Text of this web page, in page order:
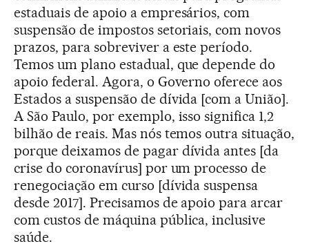
estaduais de apoio a empresários, com
suspensão de impostos setoriais, com novos
prazos, para sobreviver a este período.
Temos um plano estadual, que depende do
apoio federal. Agora, o Governo oferece aos
Estados a suspensão de dívida [com a União].
A São Paulo, por exemplo, isso significa 1,2
bilhão de reais. Mas nós temos outra situação,
porque deixamos de pagar dívida antes [da
crise do coronavírus] por um processo de
renegociação em curso [dívida suspensa
desde 2017]. Precisamos de apoio para arcar
com custos de máquina pública, inclusive
saúde.